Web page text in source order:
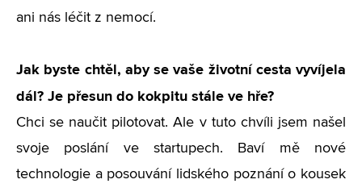
ani nás léčit z nemocí.
Jak byste chtěl, aby se vaše životní cesta vyvíjela
dál? Je přesun do kokpitu stále ve hře?
Chci se naučit pilotovat. Ale v tuto chvíli jsem našel
svoje poslání ve startupech. Baví mě nové
technologie a posouvání lidského poznání o kousek